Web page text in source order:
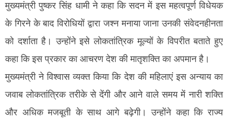
मुख्यमंत्री पुष्कर सिंह धामी ने कहा कि सदन में इस महत्वपूर्ण विधेयक
के गिरने के बाद विरोधियों द्वारा जश्न मनाया जाना उनकी संवेदनहीनता
को दर्शाता है। उन्होंने इसे लोकतांत्रिक मूल्यों के विपरीत बताते हुए
कहा कि इस प्रकार का आचरण देश की मातृशक्ति का अपमान है।
मुख्यमंत्री ने विश्वास व्यक्त किया कि देश की महिलाएं इस अन्याय का
जवाब लोकतांत्रिक तरीके से देंगी और आने वाले समय में नारी शक्ति
और अधिक मजबूती के साथ आगे बढ़ेगी। उन्होंने कहा कि राज्य